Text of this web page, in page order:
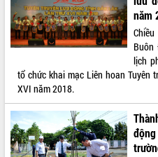
tầng kỹ thuật Cụm công nghiệp Tân
Tiến
Gặp mặt các cơ quan báo chí nhân Kỷ
mạng Việt Nam
Đắk Lắk sơ kết 4 năm triển khai thực
hiện Đề án 06 của Chính phủ
Họp báo thông tin về Hội nghị Công bố
Quy hoạch và Xúc tiến đầu tư tỉnh Đắk
Lắk
năm
lịch
tổ chức khai mạc Liên hoan Tuyên
XVI năm 2018.